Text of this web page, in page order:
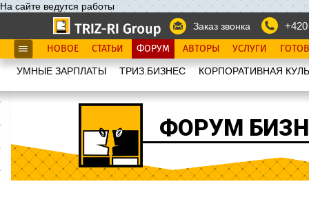
На сайте ведутся работы
Заказ звонка
НОВОЕ СТАТЬИ ФОРУМ АВТОРЫ УСЛУГИ
УМНЫЕ ЗАРПЛАТЫ ТРИЗ.БИЗНЕС КОРПОРАТИВНАЯ
ФОРУМ